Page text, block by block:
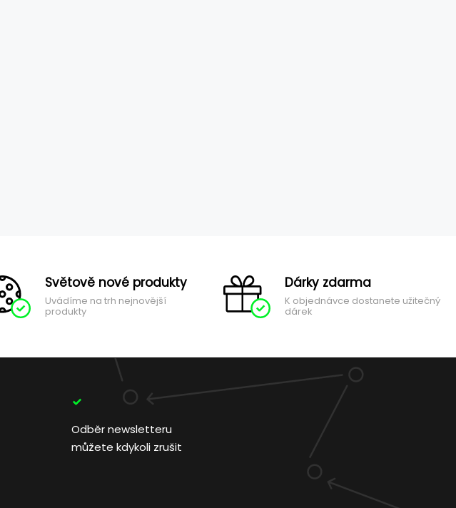
Světově nové produkty
Uvádíme na trh nejnovější
produkty
Dárky zdarma
K objednávce dostanete užitečný
dárek
Odběr newsletteru
můžete kdykoli zrušit